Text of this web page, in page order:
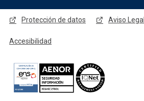
Menú legal
Protección de datos Aviso Legal
Accesibilidad